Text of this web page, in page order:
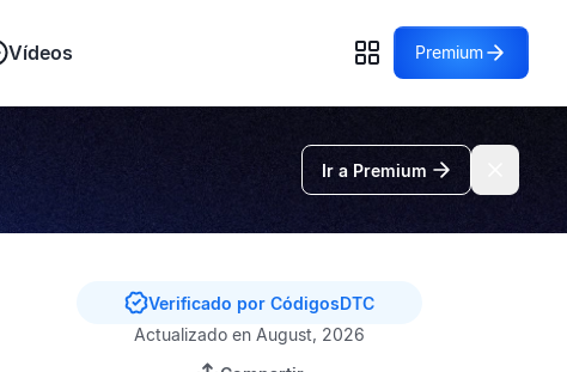
Vídeos Premium
Ir a Premium
Verificado por CódigosDTC
Actualizado en August, 2026